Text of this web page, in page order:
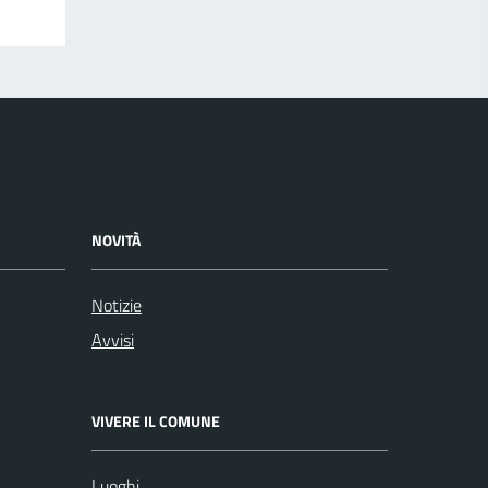
NOVITÀ
Notizie
Avvisi
VIVERE IL COMUNE